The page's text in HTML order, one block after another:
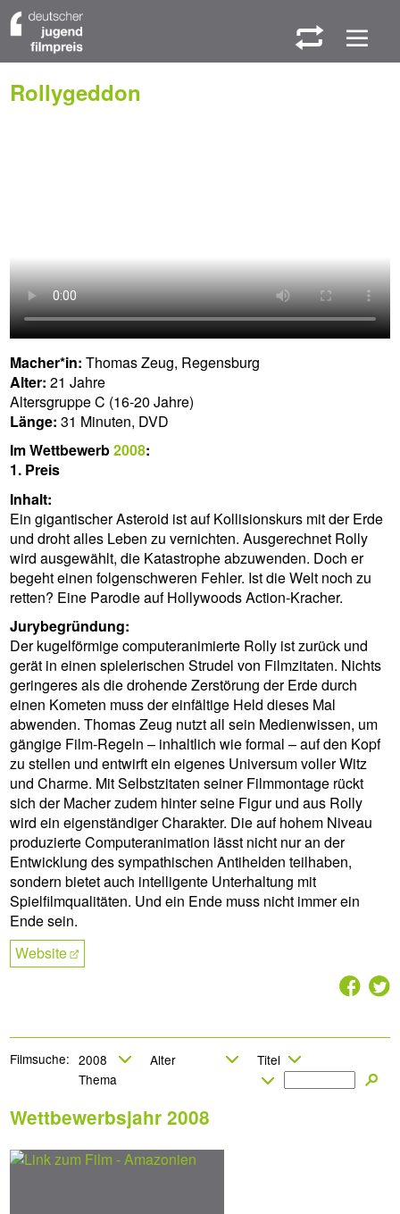
W M
Rollygeddon
Macher*in: Thomas Zeug, Regensburg
Alter: 21 Jahre
Altersgruppe C (16-20 Jahre)
Länge: 31 Minuten, DVD
Im Wettbewerb2008:
1. Preis
Inhalt:
Ein gigantischer Asteroid ist auf Kollisionskurs mit der Erde
und droht alles Leben zu vernichten. Ausgerechnet Rolly
wird ausgewählt, die Katastrophe abzuwenden. Doch er
begeht einen folgenschweren Fehler. Ist die Welt noch zu
retten? Eine Parodie auf Hollywoods Action-Kracher.
Jurybegründung:
Der kugelförmige computeranimierte Rolly ist zurück und
gerät in einen spielerischen Strudel von Filmzitaten. Nichts
geringeres als die drohende Zerstörung der Erde durch
einen Kometen muss der einfältige Held dieses Mal
abwenden. Thomas Zeug nutzt all sein Medienwissen, um
gängige Film-Regeln – inhaltlich wie formal – auf den Kopf
zu stellen und entwirft ein eigenes Universum voller Witz
und Charme. Mit Selbstzitaten seiner Filmmontage rückt
sich der Macher zudem hinter seine Figur und aus Rolly
wird ein eigenständiger Charakter. Die auf hohem Niveau
produzierte Computeranimation lässt nicht nur an der
Entwicklung des sympathischen Antihelden teilhaben,
sondern bietet auch intelligente Unterhaltung mit
Spielfilmqualitäten. Und ein Ende muss nicht immer ein
Ende sein.
Website
2 7
Filmsuche:
Wettbewerbsjahr 2008